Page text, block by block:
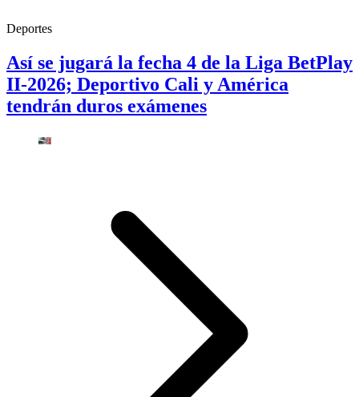
Deportes
Así se jugará la fecha 4 de la Liga BetPlay
II-2026; Deportivo Cali y América
tendrán duros exámenes